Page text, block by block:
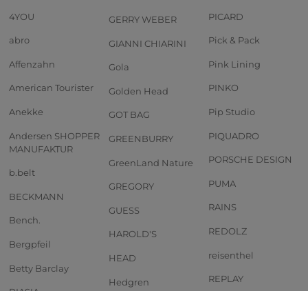
4YOU
abro
Affenzahn
American Tourister
Anekke
Andersen SHOPPER
MANUFAKTUR
b.belt
BECKMANN
Bench.
Bergpfeil
Betty Barclay
GERRY WEBER
GIANNI CHIARINI
Gola
Golden Head
GOT BAG
GREENBURRY
GreenLand Nature
GREGORY
GUESS
HAROLD'S
HEAD
Hedgren
PICARD
Pick & Pack
Pink Lining
PINKO
Pip Studio
PIQUADRO
PORSCHE DESIGN
PUMA
RAINS
REDOLZ
reisenthel
REPLAY